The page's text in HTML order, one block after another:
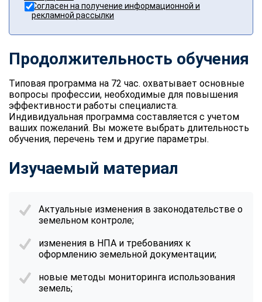
Согласен на получение информационной и
рекламной рассылки
Продолжительность обучения
Типовая программа на 72 час. охватывает основные
вопросы профессии, необходимые для повышения
эффективности работы специалиста.
Индивидуальная программа составляется с учетом
ваших пожеланий. Вы можете выбрать длительность
обучения, перечень тем и другие параметры.
Изучаемый материал
Актуальные изменения в законодательстве о
земельном контроле;
изменения в НПА и требованиях к
оформлению земельной документации;
новые методы мониторинга использования
земель;